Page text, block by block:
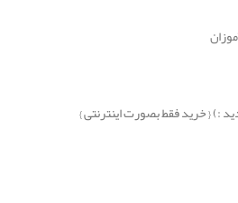
:) { خرید فقط بصورت اینترنتی }